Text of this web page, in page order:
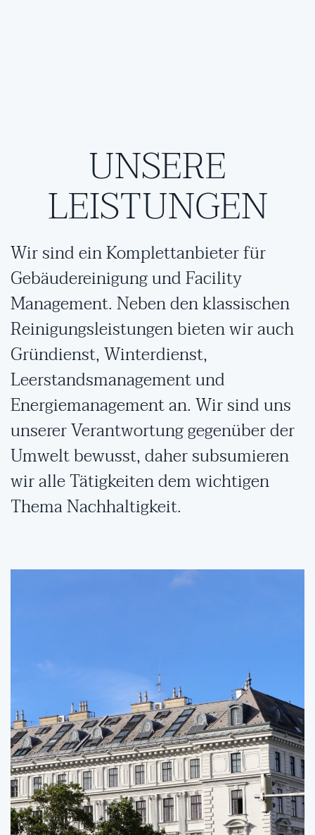
UNSERE
LEISTUNGEN
Wir sind ein Komplettanbieter für
Gebäudereinigung und Facility
Management. Neben den klassischen
Reinigungsleistungen bieten wir auch
Gründienst, Winterdienst,
Leerstandsmanagement und
Energiemanagement an. Wir sind uns
unserer Verantwortung gegenüber der
Umwelt bewusst, daher subsumieren
wir alle Tätigkeiten dem wichtigen
Thema Nachhaltigkeit.